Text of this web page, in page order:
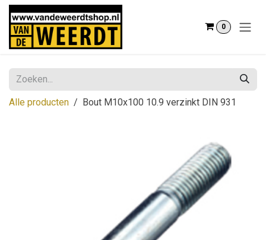
Overslaan naar inhoud
0
Alle producten Bout M10x100 10.9 verzinkt DIN 931